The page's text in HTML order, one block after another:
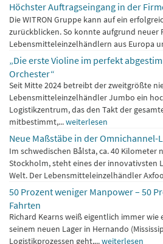
Höchster Auftragseingang in der
Die WITRON Gruppe kann auf ein
zurückblicken. So konnte aufgrund neuer
Lebensmitteleinzelhändlern aus Europa
„Die erste Violine im perfekt
Orchester“
Seit Mitte 2024 betreibt der zweitgrößte
Lebensmitteleinzelhändler Jumbo ein
Logistikzentrum, das den Takt der
mitbestimmt,...weiterlesen
Neue Maßstäbe in der Omnichannel-
Im schwedischen Bålsta, ca. 40 Kilometer
Stockholm, steht eines der innovativsten
Welt. Der Lebensmitteleinzelhändler
50 Prozent weniger Manpower – 50
Fahrten
Richard Kearns weiß eigentlich immer wie
seinem neuen Lager in Hernando
Logistikprozessen geht,...weiterlesen